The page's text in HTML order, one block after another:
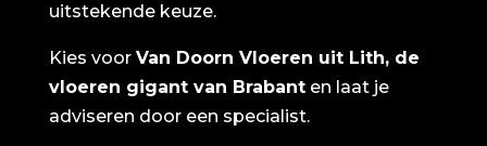
uitstekende keuze.
Kies voor Van Doorn Vloeren uit Lith, de
vloeren gigant van Brabanten laat je
adviseren door een specialist.